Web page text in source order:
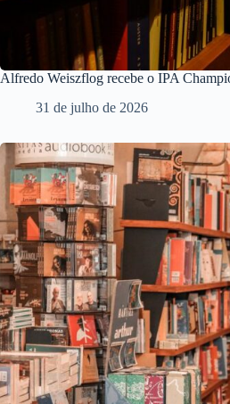
Alfredo Weiszflog recebe o IPA
31 de julho de 2026